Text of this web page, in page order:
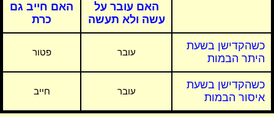
האם עובר על
עשה ולא תעשה
האם חייב גם
כרת
כשהקדישן בשעת
היתר הבמות
עובר פטור
כשהקדישן בשעת
איסור הבמות
עובר חייב